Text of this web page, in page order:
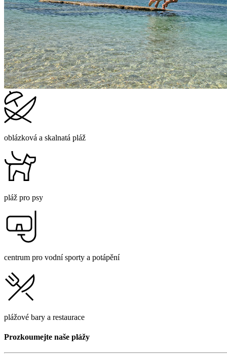
oblázková a skalnatá pláž
pláž pro psy
centrum pro vodní sporty a potápění
plážové bary a restaurace
Prozkoumejte naše plážy